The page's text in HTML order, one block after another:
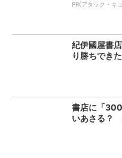
PR(アタック・キ
紀伊國屋書
り勝ちでき
書店に「
いあさる？